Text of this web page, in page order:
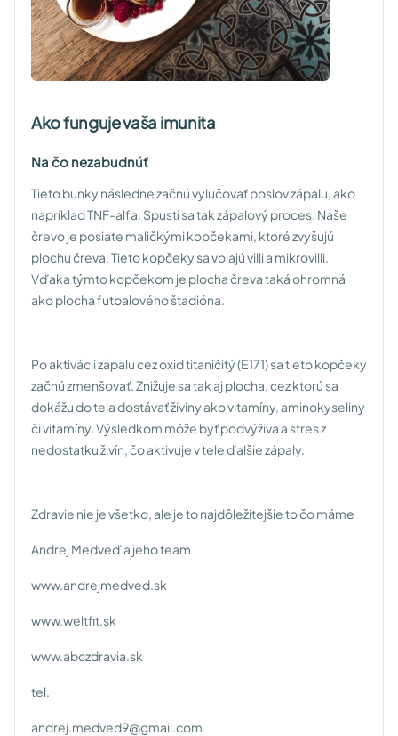
Ako funguje vaša imunita
Na čo nezabudnúť
Tieto bunky následne začnú vylučovať poslov zápalu, ako
napríklad TNF-alfa. Spustí sa tak zápalový proces. Naše
črevo je posiate maličkými kopčekami, ktoré zvyšujú
plochu čreva. Tieto kopčeky sa volajú villi a mikrovilli.
Vďaka týmto kopčekom je plocha čreva taká ohromná
ako plocha futbalového štadióna.
Po aktivácii zápalu cez oxid titaničitý (E171) sa tieto kopčeky
začnú zmenšovať. Znižuje sa tak aj plocha, cez ktorú sa
dokážu do tela dostávať živiny ako vitamíny, aminokyseliny
či vitamíny. Výsledkom môže byť podvýživa a stres z
nedostatku živín, čo aktivuje v tele ďalšie zápaly.
Zdravie nie je všetko, ale je to najdôležitejšie to čo máme
Andrej Medveď a jeho team
www.andrejmedved.sk
www.weltfit.sk
www.abczdravia.sk
tel.
andrej.medved9@gmail.com